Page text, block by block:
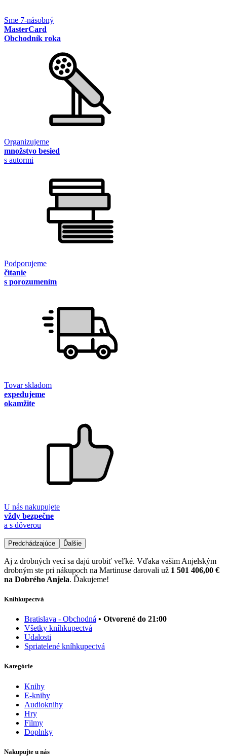
Sme 7-násobný
MasterCard
Obchodník roka
Organizujeme
množstvo besied
s autormi
Podporujeme
čítanie
s porozumením
Tovar skladom
expedujeme
okamžite
U nás nakupujete
vždy bezpečne
a s dôverou
Predchádzajúce Ďalšie
Aj z drobných vecí sa dajú urobiť veľké. Vďaka vašim Anjelským
drobným ste pri nákupoch na Martinuse darovali už 1 501 406,00 €
na Dobrého Anjela. Ďakujeme!
Kníhkupectvá
Bratislava - Obchodná • Otvorené do 21:00
Všetky kníhkupectvá
Udalosti
Spriatelené kníhkupectvá
Kategórie
Knihy
E-knihy
Audioknihy
Hry
Filmy
Doplnky
Nakupujte u nás